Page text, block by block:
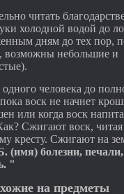
читать
холодной водой до
дням до тех пор,
возможны небольшие и
человека до
воск не начнет
или когда воск
Сжигают воск,
кресту. Сжигают на
болезни,
"
на предметы